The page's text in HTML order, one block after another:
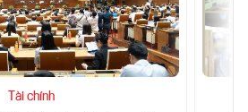
Tài chính